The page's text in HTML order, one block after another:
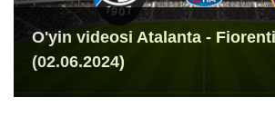
O'yin videosi Atalanta -
(02.06.2024)